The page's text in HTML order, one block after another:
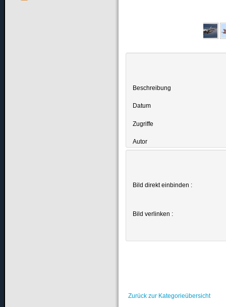
Beschreibung
Datum
Zugriffe
Autor
Bild direkt einbinden :
Bild verlinken :
Zurück zur Kategorieübersicht